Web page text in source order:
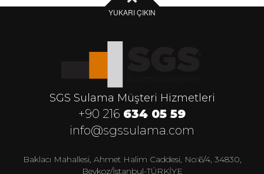
YUKARI ÇIKIN
SGS Sulama Müşteri Hizmetleri
+90 216 634 05 59
info@sgssulama.com
Baklacı Mahallesi, Ahmet Halim Caddesi, No:6/4, 34830,
Beykoz/İstanbul-TÜRKİYE